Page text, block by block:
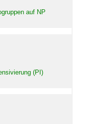
auf NP
(PI)